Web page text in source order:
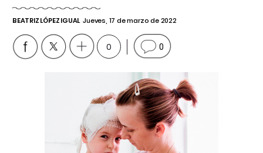
BEATRIZ LÓPEZ IGUAL Jueves, 17 de marzo de 2022
0 0